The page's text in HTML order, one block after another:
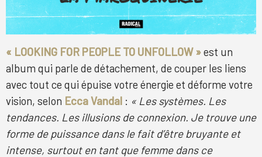
« LOOKING FOR PEOPLE TO UNFOLLOW »est un
album qui parle de détachement, de couper les liens
avec tout ce qui épuise votre énergie et déforme votre
vision, selon Ecca Vandal : « Les systèmes. Les
tendances. Les illusions de connexion. Je trouve une
forme de puissance dans le fait d’être bruyante et
intense, surtout en tant que femme dans ce